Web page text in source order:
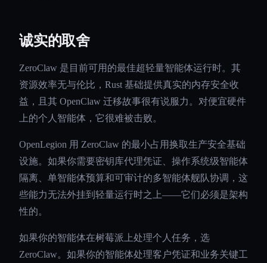
诚实的取舍
ZeroClaw 是目前可用的最佳超轻量智能体运行时。其
资源效率无与伦比，Rust 基础提供真实的内存安全收
益，且其 OpenClaw 迁移故事很有说服力。对便宜硬件
上的个人智能体，它很难被击败。
OpenLegion 用 ZeroClaw 的最小占用换取生产安全基础
设施。如果你需要密钥库代理凭证、操作系统级智能体
隔离、单智能体预算和可审计的多智能体舰队协调，这
些能力无法外挂到轻量运行时之上——它们必须是架构
性的。
如果你的智能体在树莓派上处理个人任务，选
ZeroClaw。如果你的智能体处理客户凭证和业务关键工